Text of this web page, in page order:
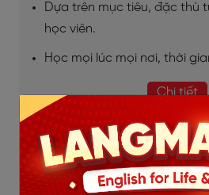
Dựa trên mục tiêu, đặc thù
học viên.
Học mọi lúc mọi nơi, thời
Chi tiết